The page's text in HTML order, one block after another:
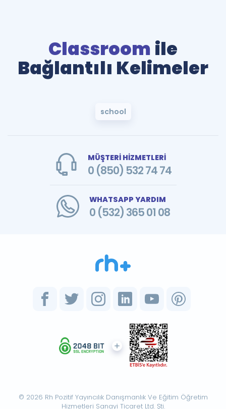
Classroom ile
Bağlantılı Kelimeler
school
MÜŞTERİ HİZMETLERİ
0 (850) 532 74 74
WHATSAPP YARDIM
0 (532) 365 01 08
© 2026 Rh Pozitif Yayıncılık Danışmanlık Ve Eğitim Öğretim
Hizmetleri Sanayi Ticaret Ltd. Şti.